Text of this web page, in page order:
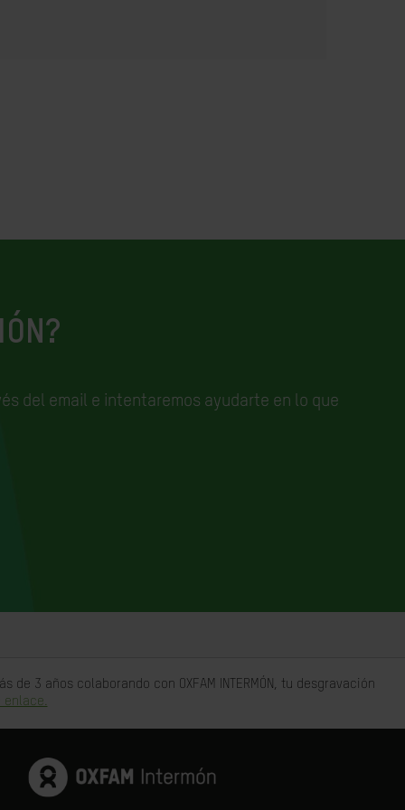
del email e intentaremos ayudarte en lo que
3 años colaborando con OXFAM INTERMÓN, tu desgravación
enlace.